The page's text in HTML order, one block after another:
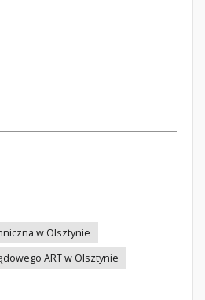
w Olsztynie
ART w Olsztynie